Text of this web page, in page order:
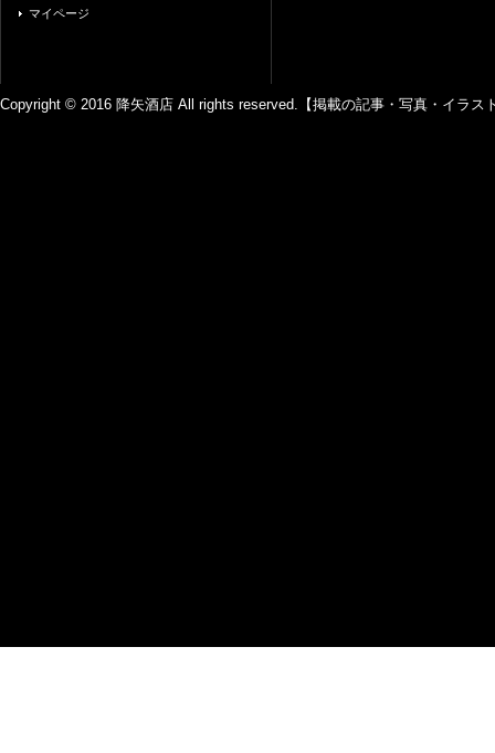
マイページ
Copyright © 2016 降矢酒店 All rights reserved.【掲載の記事・写真・イラス